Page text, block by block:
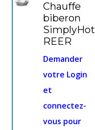
Chauffe
biberon
SimplyHot
REER
Demander
votre Login
et
connectez-
vous pour